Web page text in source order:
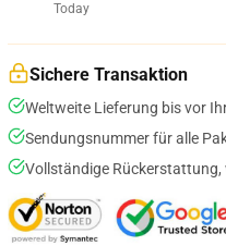
Today
Sichere Transaktion
Weltweite Lieferung bis vor
Sendungsnummer für alle
Vollständige